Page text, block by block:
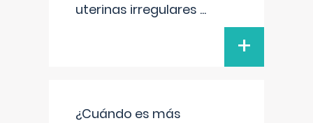
uterinas irregulares ...
+
¿Cuándo es más